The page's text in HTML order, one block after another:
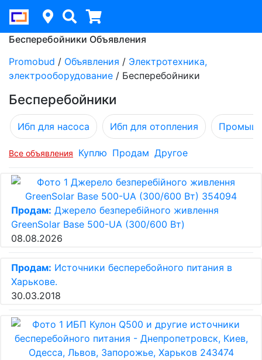
Бесперебойники Объявления
Promobud / Объявления / Электротехника,
электрооборудование / Бесперебойники
Бесперебойники
Ибп для насоса Ибп для отопления
Все объявления Куплю Продам Другое
Продам: Джерело безперебійного живлення
GreenSolar Base 500-UA (300/600 Вт)
08.08.2026
Продам: Источники бесперебойного питания в
Харькове.
30.03.2018